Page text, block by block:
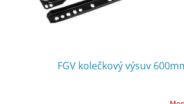
FGV kolečkový výsuv